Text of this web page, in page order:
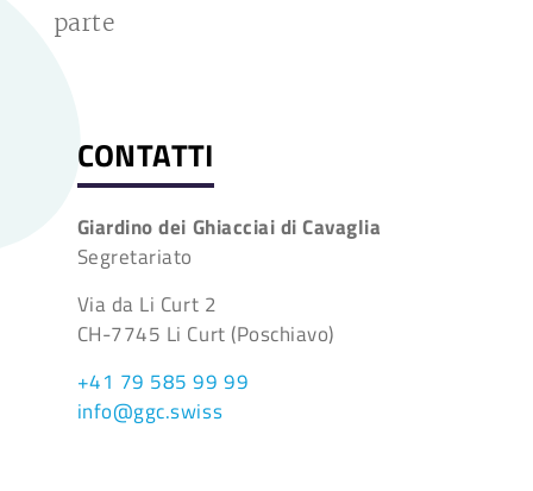
parte
CONTATTI
Giardino dei Ghiacciai di Cavaglia
Segretariato
Via da Li Curt 2
CH-7745 Li Curt (Poschiavo)
+41 79 585 99 99
info@ggc.swiss